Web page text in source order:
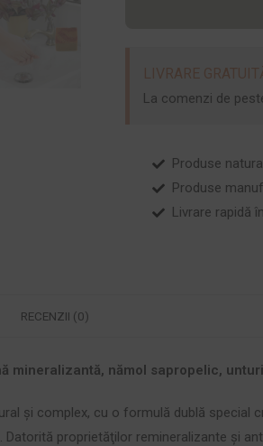
LIVRARE
La comenzi de
Produse
Produse
Livrare rapidă
RECENZII (0)
mineralizantă, nămol sapropelic,
şi complex, cu o formulă dublă special
proprietăţilor remineralizante şi